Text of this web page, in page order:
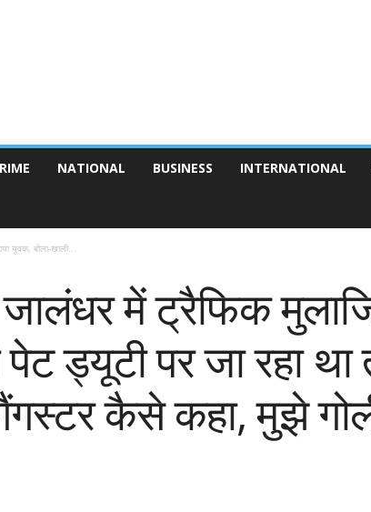
NATIONAL BUSINESS INTERNATIONAL
युवक, बोला-खाली...
में ट्रैफिक
ड्यूटी पर जा रहा था
कैसे कहा, मुझे